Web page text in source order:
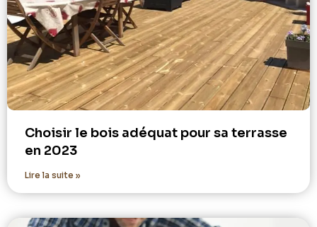
Choisir le bois adéquat pour sa terrasse
en 2023
Lire la suite »